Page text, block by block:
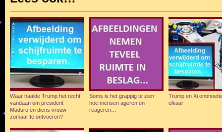
Waar haalde Trump het recht
vandaan om president
Maduro en diens vrouw
zomaar te ontvoeren?
Soms is het grappig te zien
hoe mensen ageren en
reageren…
Trump en Xi
elkaar